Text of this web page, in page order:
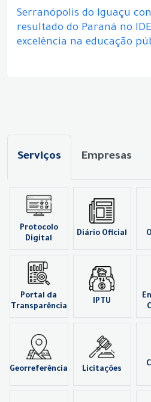
Serranópolis do Iguaçu
resultado do Paraná no
excelência na educação
Serviços Empresas
Protocolo
Digital
Diário Oficial
Portal da
Transparência
IPTU
Georreferência Licitações